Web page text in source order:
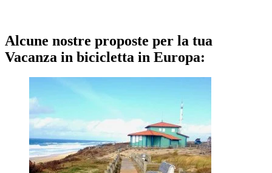
Alcune nostre proposte per la tua
Vacanza in bicicletta in Europa: